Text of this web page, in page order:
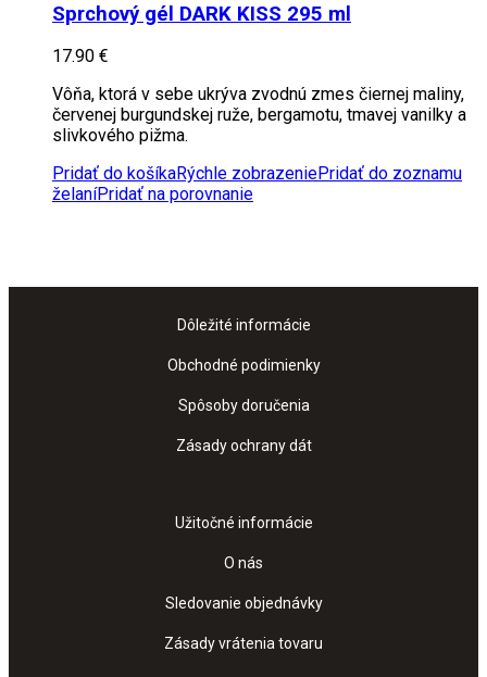
Sprchový gél DARK KISS 295 ml
17.90 €
Vôňa, ktorá v sebe ukrýva zvodnú zmes čiernej maliny,
červenej burgundskej ruže, bergamotu, tmavej vanilky a
slivkového pižma.
Pridať do košíkaRýchle zobrazeniePridať do zoznamu
želaníPridať na porovnanie
Dôležité informácie
Obchodné podimienky
Spôsoby doručenia
Zásady ochrany dát
Užitočné informácie
O nás
Sledovanie objednávky
Zásady vrátenia tovaru